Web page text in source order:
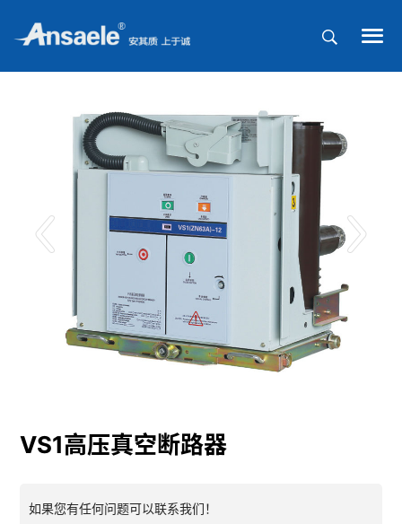
VS1高压真空断路器
如果您有任何问题可以联系我们！